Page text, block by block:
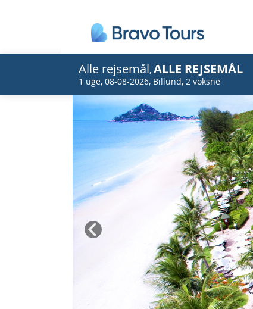
Alle rejsemål, ALLE REJSEMÅL
1 uge, 08-08-2026, Billund, 2 voksne
Prev